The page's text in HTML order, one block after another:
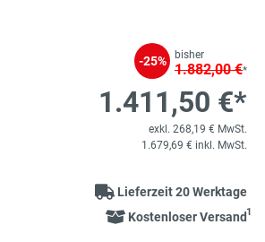
-25% bisher
1.882,00 €*
1.411,50 €*
exkl. 268,19 € MwSt.
1.679,69 € inkl. MwSt.
Lieferzeit 20 Werktage
Kostenloser Versand1